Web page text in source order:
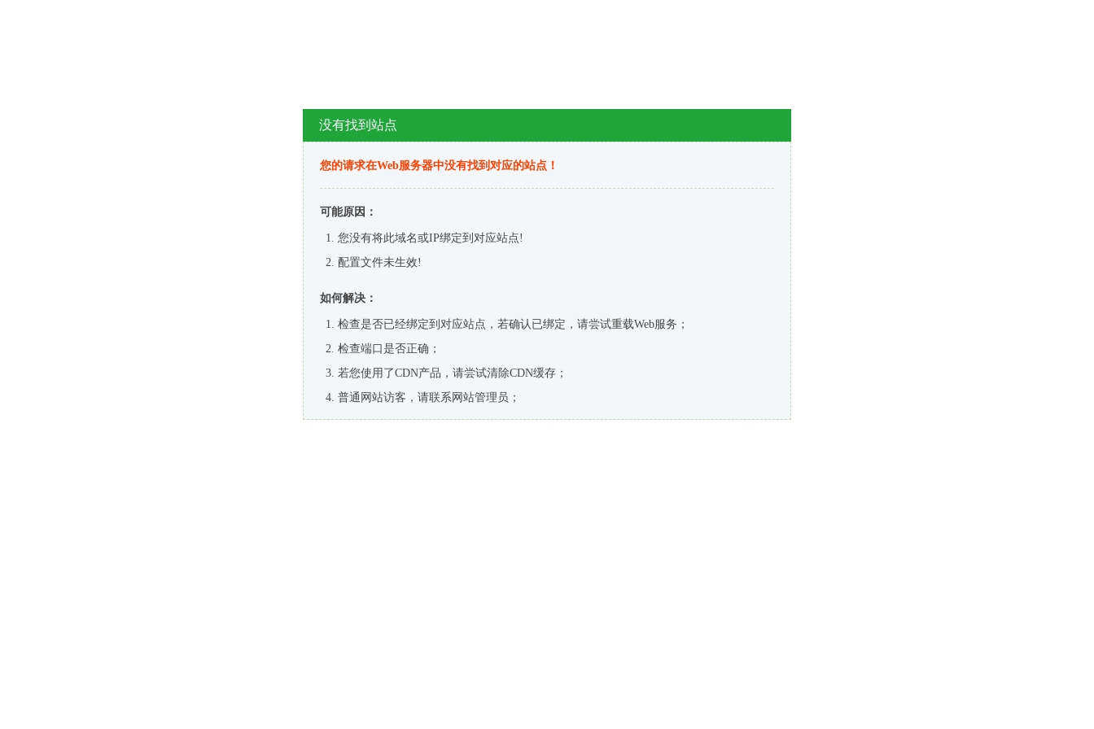
没有找到站点
您的请求在Web服务器中没有找到对应的站点！
可能原因：
您没有将此域名或IP绑定到对应站点!
配置文件未生效!
如何解决：
检查是否已经绑定到对应站点，若确认已绑定，请尝试重载Web服务；
检查端口是否正确；
若您使用了CDN产品，请尝试清除CDN缓存；
普通网站访客，请联系网站管理员；